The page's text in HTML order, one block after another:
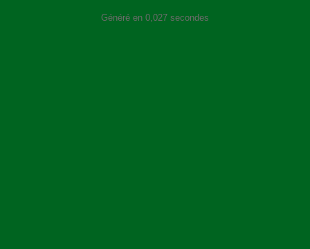
Généré en 0,027 secondes